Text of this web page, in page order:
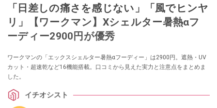
「日差しの痛さを感じない」「風でヒンヤ
リ」【ワークマン】Xシェルター暑熱αフ
ーディー2900円が優秀
ワークマンの「エックスシェルター暑熱αフーディー」は2900円。遮熱・UV
カット・超速乾など16機能搭載。口コミから見えた実力と注意点をまとめま
した。
イチオシスト